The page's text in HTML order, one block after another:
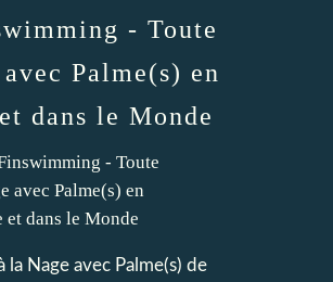
- Toute
Palme(s) en
dans le Monde
la Nage avec Palme(s) de